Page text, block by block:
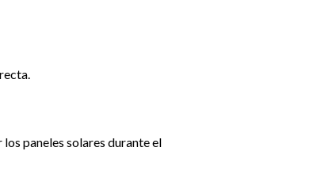
paneles solares durante el